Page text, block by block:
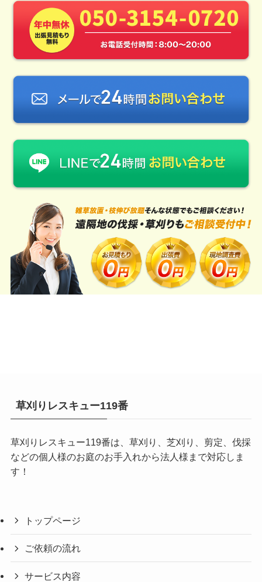
草刈りレスキュー119番
草刈りレスキュー119番は、草刈り、芝刈り、剪定、伐採
などの個人様のお庭のお手入れから法人様まで対応しま
す！
トップページ
ご依頼の流れ
サービス内容